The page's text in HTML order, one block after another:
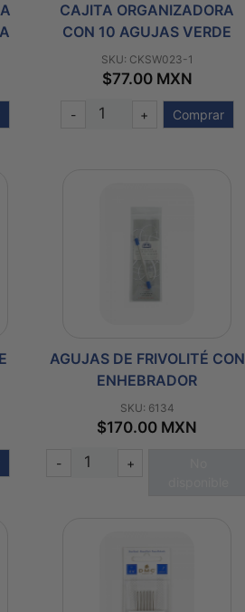
CAJITA ORGANIZADORA
CON 10 AGUJAS VERDE
SKU: CKSW023-1
$77.00 MXN
- + Comprar
AGUJAS DE FRIVOLITÉ CON
ENHEBRADOR
SKU: 6134
$170.00 MXN
- +